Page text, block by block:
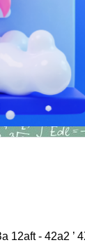
12aft - 42a2 ’